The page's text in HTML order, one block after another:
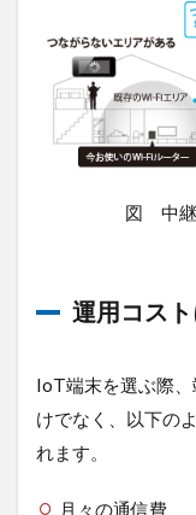
図 中継
運用コス
IoT端末を選ぶ際
けでなく、以下の
れます。
月々の通信費